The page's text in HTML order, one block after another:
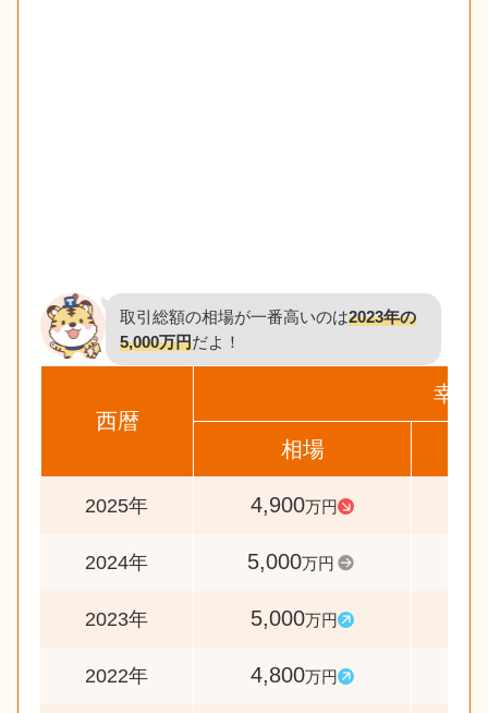
取引総額の相場が一番高いのは2023年の
5,000万円だよ！
西暦
幸区
相場
2025年 4,900万円
2024年 5,000万円
2023年 5,000万円
2022年 4,800万円